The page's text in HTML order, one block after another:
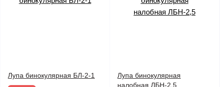
Лупа бинокулярная БЛ-2-1
Лупа бинокулярная
налобная ЛБН-2,5